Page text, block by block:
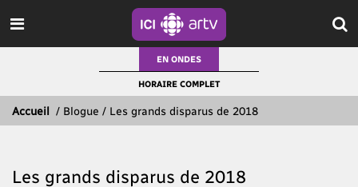
EN ONDES
HORAIRE COMPLET
Accueil / Blogue / Les grands disparus de 2018
Les grands disparus de 2018